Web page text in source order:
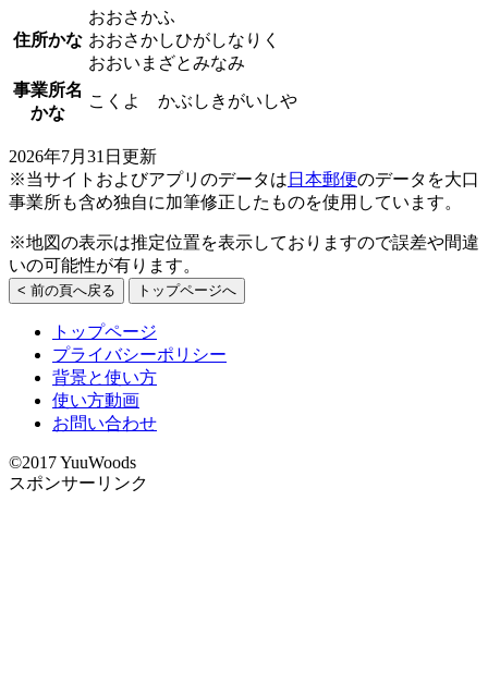
住所かな
おおさかふ
おおさかしひがしなりく
おおいまざとみなみ
事業所名
かな
こくよ かぶしきがいしや
2026年7月31日更新
※当サイトおよびアプリのデータは 日本郵便のデータを大口
事業所も含め独自に加筆修正したものを使用しています。
※地図の表示は推定位置を表示しておりますので誤差や間違
いの可能性が有ります。
< 前の頁へ戻る トップページへ
トップページ
プライバシーポリシー
背景と使い方
使い方動画
お問い合わせ
©2017 YuuWoods
スポンサーリンク